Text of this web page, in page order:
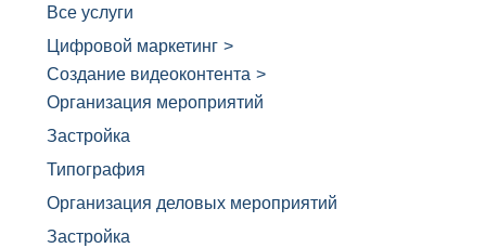
Все услуги
Цифровой маркетинг >
Создание видеоконтента >
Организация мероприятий
Застройка
Типография
Организация деловых мероприятий
Застройка